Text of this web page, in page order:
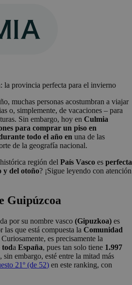
la provincia perfecta para el invierno
muchas personas acostumbran a viajar
o, simplemente, de vacaciones – para
Sin embargo, hoy enCulmia
para comprar un piso en
todo el año enuna de las
de la geografía nacional.
histórica región delPaís Vasco esperfecta
y del otoño? ¡Sigue leyendo con atención
Guipúzcoa
por su nombre vasco(Gipuzkoa) es
las que está compuesta laComunidad
Curiosamente, es precisamente la
todaEspaña, pues tan solo tiene 1.997
embargo, esté entre la mitad más
21º (de 52) en este ranking, con